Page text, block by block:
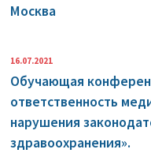
Москва
16.07.2021
Обучающая
ответственность
нарушения
здравоохранения».